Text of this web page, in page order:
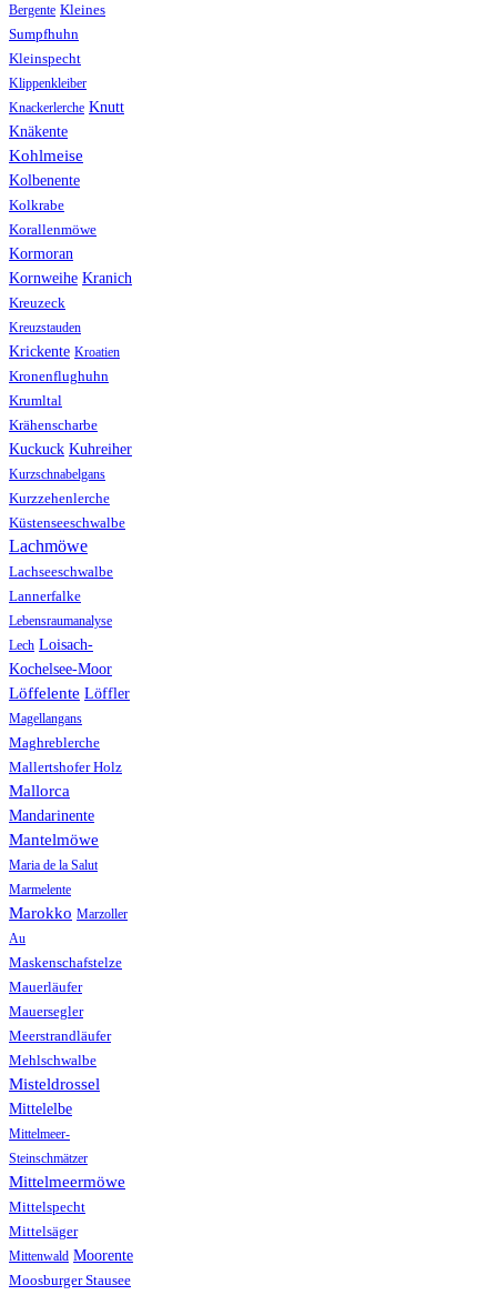
Bergente Kleines
Sumpfhuhn
Kleinspecht
Klippenkleiber
Knackerlerche Knutt
Knäkente
Kohlmeise
Kolbenente
Kolkrabe
Korallenmöwe
Kormoran
Kornweihe Kranich
Kreuzeck
Kreuzstauden
Krickente Kroatien
Kronenflughuhn
Krumltal
Krähenscharbe
Kuckuck Kuhreiher
Kurzschnabelgans
Kurzzehenlerche
Küstenseeschwalbe
Lachmöwe
Lachseeschwalbe
Lannerfalke
Lebensraumanalyse
Lech Loisach-
Kochelsee-Moor
Löffelente Löffler
Magellangans
Maghreblerche
Mallertshofer Holz
Mallorca
Mandarinente
Mantelmöwe
Maria de la Salut
Marmelente
Marokko Marzoller
Au
Maskenschafstelze
Mauerläufer
Mauersegler
Meerstrandläufer
Mehlschwalbe
Misteldrossel
Mittelelbe
Mittelmeer-
Steinschmätzer
Mittelmeermöwe
Mittelspecht
Mittelsäger
Mittenwald Moorente
Moosburger Stausee